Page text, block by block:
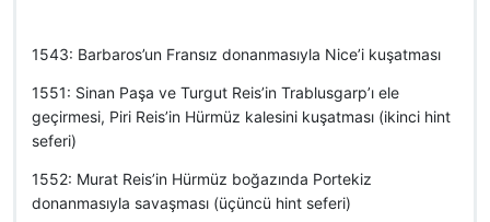
1543: Barbaros’un Fransız donanmasıyla Nice’i kuşatması
1551: Sinan Paşa ve Turgut Reis’in Trablusgarp’ı ele
geçirmesi, Piri Reis’in Hürmüz kalesini kuşatması (ikinci hint
seferi)
1552: Murat Reis’in Hürmüz boğazında Portekiz
donanmasıyla savaşması (üçüncü hint seferi)